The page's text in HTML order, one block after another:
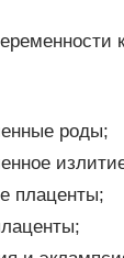
роды;
плаценты;